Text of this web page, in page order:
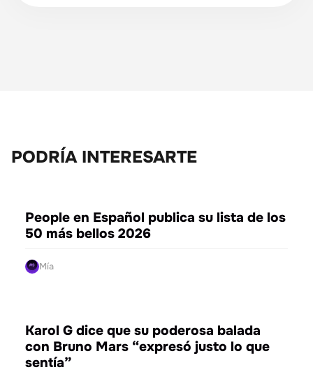
PODRÍA INTERESARTE
ENTRETENIMIENTO
People en Español publica su lista de los
50 más bellos 2026
Mía
ENTRETENIMIENTO
Karol G dice que su poderosa balada
con Bruno Mars “expresó justo lo que
sentía”